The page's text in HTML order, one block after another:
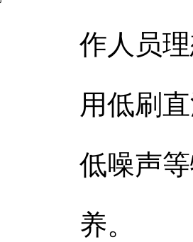
作人员
用低刷
低噪声
养。